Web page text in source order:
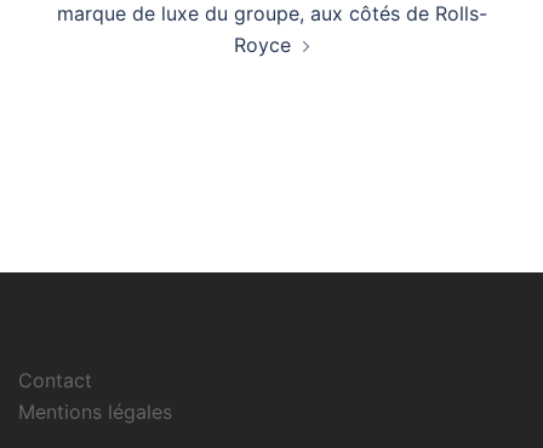
marque de luxe du groupe, aux côtés de Rolls-
Royce
Contact
Mentions légales